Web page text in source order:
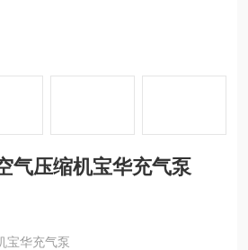
气压缩机宝华充气泵
宝华充气泵